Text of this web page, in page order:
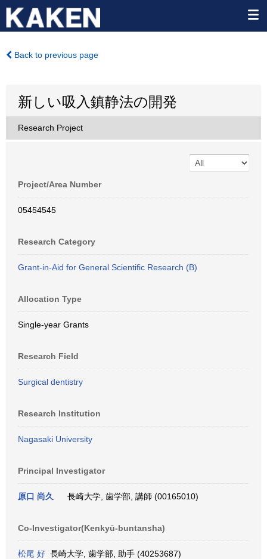
Back to previous page
新しい吸入鎮静法の開発
Research Project
Project/Area Number
05454545
Research Category
Grant-in-Aid for General Scientific Research (B)
Allocation Type
Single-year Grants
Research Field
Surgical dentistry
Research Institution
Nagasaki University
Principal Investigator
原口 尚久 長崎大学, 歯学部, 講師 (00165010)
Co-Investigator(Kenkyū-buntansha)
松尾 好 長崎大学, 歯学部, 助手 (40253687)